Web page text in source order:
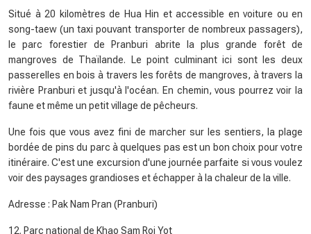
Situé à 20 kilomètres de Hua Hin et accessible en voiture ou en
song-taew (un taxi pouvant transporter de nombreux passagers),
le parc forestier de Pranburi abrite la plus grande forêt de
mangroves de Thaïlande. Le point culminant ici sont les deux
passerelles en bois à travers les forêts de mangroves, à travers la
rivière Pranburi et jusqu'à l'océan. En chemin, vous pourrez voir la
faune et même un petit village de pêcheurs.
Une fois que vous avez fini de marcher sur les sentiers, la plage
bordée de pins du parc à quelques pas est un bon choix pour votre
itinéraire. C'est une excursion d'une journée parfaite si vous voulez
voir des paysages grandioses et échapper à la chaleur de la ville.
Adresse : Pak Nam Pran (Pranburi)
12. Parc national de Khao Sam Roi Yot